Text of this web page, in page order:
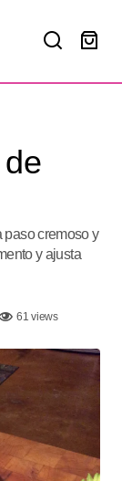
paso cremoso y
y ajusta
61 views